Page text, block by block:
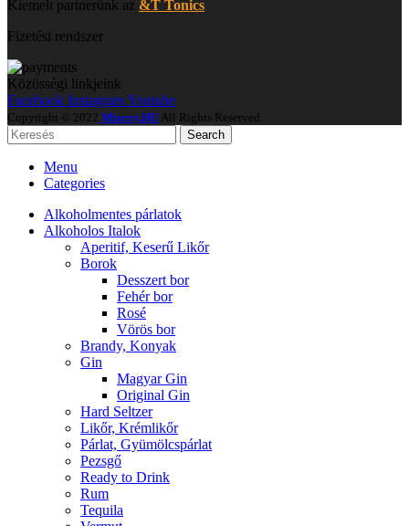
Kiemelt partnerünk az &T Tonics
Fizetési rendszer
Közösségi linkjeink
Facebook InstagramYoutube
Copyright © 2022 Mixery.HU All Rights Reserved.
Search
Menu
Categories
Alkoholmentes párlatok
Alkoholos Italok
Aperitif, Keserű Likőr
Borok
Desszert bor
Fehér bor
Rosé
Vörös bor
Brandy, Konyak
Gin
Magyar Gin
Original Gin
Hard Seltzer
Likőr, Krémlikőr
Párlat, Gyümölcspárlat
Pezsgő
Ready to Drink
Rum
Tequila